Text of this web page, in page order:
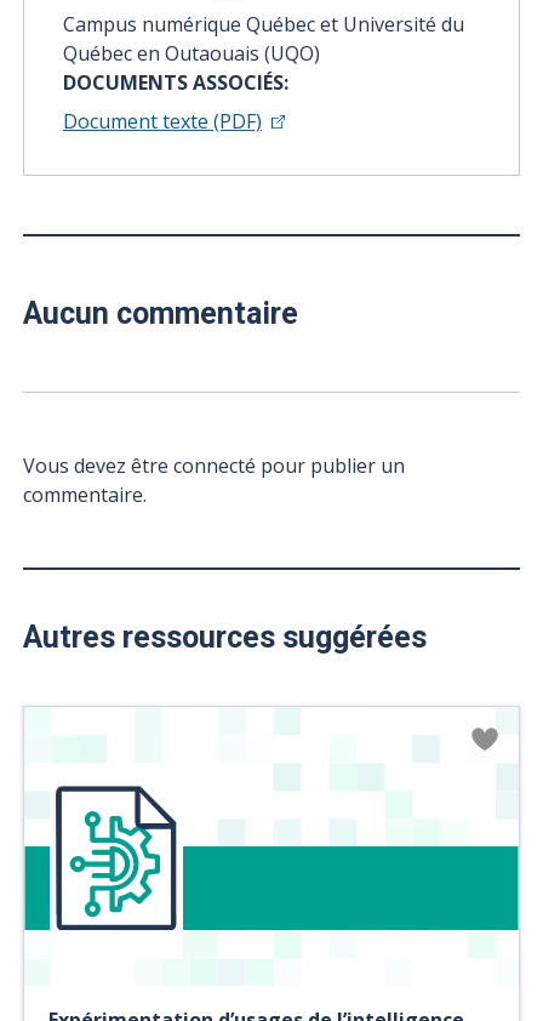
Campus numérique Québec et Université du
Québec en Outaouais (UQO)
DOCUMENTS ASSOCIÉS:
Document texte (PDF)
Aucun commentaire
Vous devez être connecté pour publier un
commentaire.
Autres ressources suggérées